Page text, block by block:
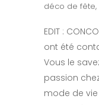
déco de fête,
EDIT :
ont été
Vous le
passion
mode de